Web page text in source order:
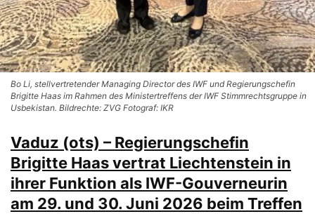
Bo Li, stellvertretender Managing Director des IWF und Regierungschefin
Brigitte Haas im Rahmen des Ministertreffens der IWF Stimmrechtsgruppe in
Usbekistan. Bildrechte: ZVG Fotograf: IKR
Vaduz (ots) – Regierungschefin
Brigitte Haas vertrat Liechtenstein in
ihrer Funktion als IWF-Gouverneurin
am 29. und 30. Juni 2026 beim Treffen